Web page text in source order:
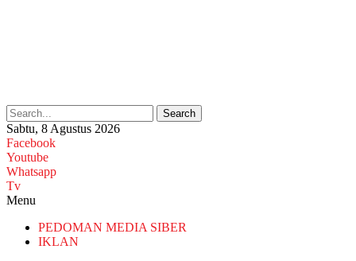
Search
Sabtu, 8 Agustus 2026
Facebook
Youtube
Whatsapp
Tv
Menu
PEDOMAN MEDIA SIBER
IKLAN